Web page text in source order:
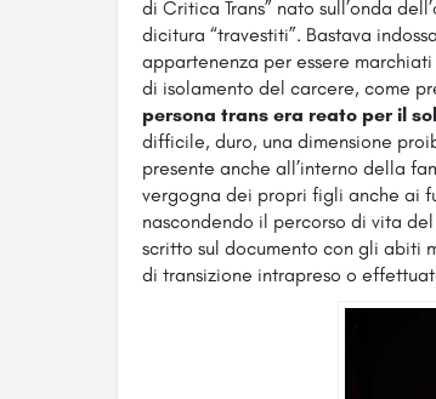
di Critica Trans” nato sull’onda
dicitura “travestiti”. Bastava
appartenenza per essere
di isolamento del carcere, come
persona trans era reato per il
difficile, duro, una dimensione
presente anche all’interno della
vergogna dei propri figli anche ai
nascondendo il percorso di vita
scritto sul documento con gli abiti
di transizione intrapreso o